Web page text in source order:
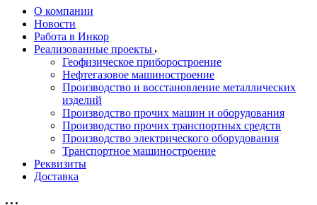
О компании
Новости
Работа в Инкор
Реализованные проекты
Геофизическое приборостроение
Нефтегазовое машиностроение
Производство и восстановление металлических
изделий
Производство прочих машин и оборудования
Производство прочих транспортных средств
Производство электрического оборудования
Транспортное машиностроение
Реквизиты
Доставка